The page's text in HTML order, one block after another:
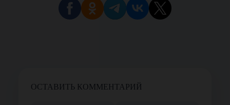
ОСТАВИТЬ КОММЕНТАРИЙ